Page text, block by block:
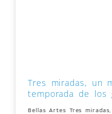
Tres miradas, un
temporada de los
Bellas Artes Tres